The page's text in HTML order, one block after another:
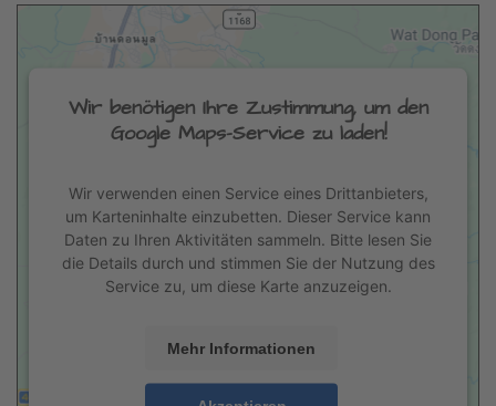
Wir benötigen Ihre Zustimmung, um den
Google Maps-Service zu laden!
Wir verwenden einen Service eines Drittanbieters,
um Karteninhalte einzubetten. Dieser Service kann
Daten zu Ihren Aktivitäten sammeln. Bitte lesen Sie
die Details durch und stimmen Sie der Nutzung des
Service zu, um diese Karte anzuzeigen.
Mehr Informationen